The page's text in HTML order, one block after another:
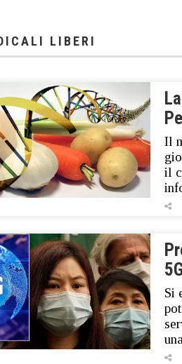
LIBERI
Il
il
Si